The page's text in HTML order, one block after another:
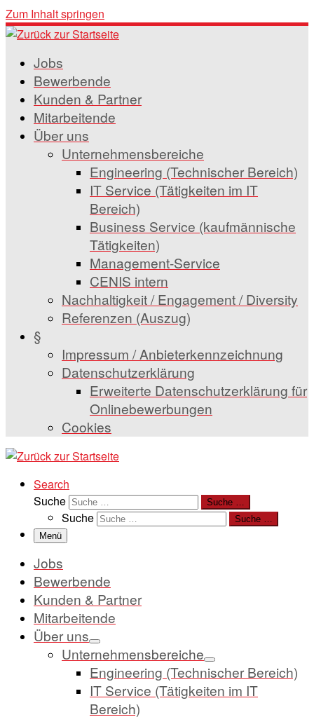
Zum Inhalt springen
Jobs
Bewerbende
Kunden & Partner
Mitarbeitende
Über uns
Unternehmensbereiche
Engineering (Technischer Bereich)
IT Service (Tätigkeiten im IT
Bereich)
Business Service (kaufmännische
Tätigkeiten)
Management-Service
CENIS intern
Nachhaltigkeit / Engagement / Diversity
Referenzen (Auszug)
§
Impressum / Anbieterkennzeichnung
Datenschutzerklärung
Erweiterte Datenschutzerklärung für
Onlinebewerbungen
Cookies
Search
Suche
Suche …
Suche
Suche …
Menü
Jobs
Bewerbende
Kunden & Partner
Mitarbeitende
Über uns
Unternehmensbereiche
Engineering (Technischer Bereich)
IT Service (Tätigkeiten im IT
Bereich)